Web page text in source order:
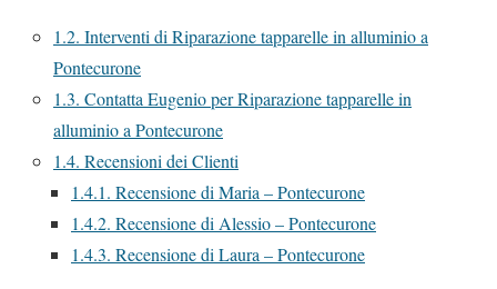
1.2. Interventi di Riparazione tapparelle in alluminio a
Pontecurone
1.3. Contatta Eugenio per Riparazione tapparelle in
alluminio a Pontecurone
1.4. Recensioni dei Clienti
1.4.1. Recensione di Maria – Pontecurone
1.4.2. Recensione di Alessio – Pontecurone
1.4.3. Recensione di Laura – Pontecurone